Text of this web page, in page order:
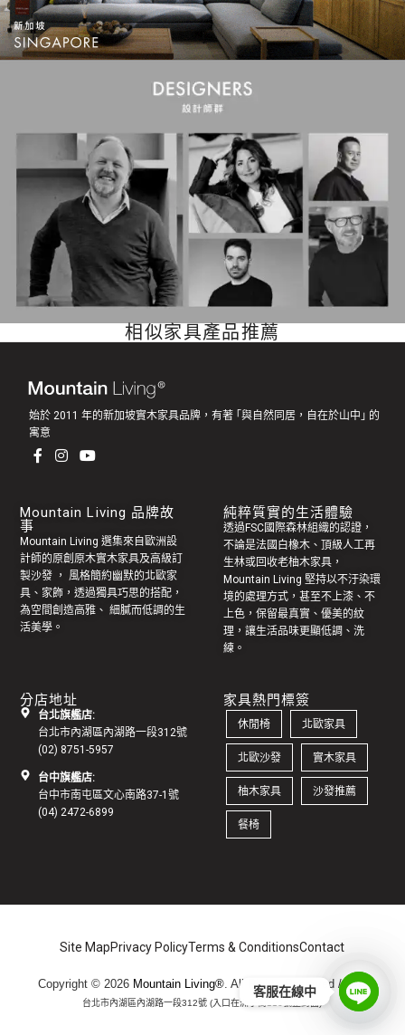
相似家具產品推薦
始於 2011 年的新加坡實木家具品牌，有著 ｢與自然同居，自在於山中｣ 的
寓意
Mountain Living 品牌故
事
Mountain Living 選集來自歐洲設
計師的原創 原木實木家具及高級訂
製沙發 ， 風格簡約幽默的北歐家
具 、家飾，透過獨具巧思的搭配，
為空間創造高雅、 細膩而低調的生
活美學。
純粹質實的生活體驗
透過FSC國際森林組織的認證，
不論是法國白橡木、頂級人工再
生林或回收老柚木家具 ，
Mountain Living 堅持以不汙染環
境的處理方式，甚至不上漆、不
上色，保留最真實、優美的紋
理，讓生活品味更顯低調、洗
練。
分店地址
台北旗艦店:
台北市內湖區內湖路一段312號
(02) 8751-5957
台中旗艦店:
台中市南屯區文心南路37-1號
(04) 2472-6899
家具熱門標簽
休閒椅 北歐家具
北歐沙發 實木家具
柚木家具 沙發推薦
餐椅
Copyright © 2026 Mountain Living® . All Rights Reserved / 地址:
台北市內湖區內湖路一段312號 (入口在洲子街116號正對面)
Site MapPrivacy PolicyTerms & ConditionsContact
客服在線中